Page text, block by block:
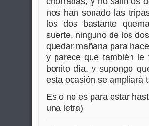
nos han sonado las
los dos bastante
suerte, ninguno de los
quedar mañana para
y parece que también le
bonito día, y supongo
esta ocasión se ampliará
Es o no es para estar
una letra)